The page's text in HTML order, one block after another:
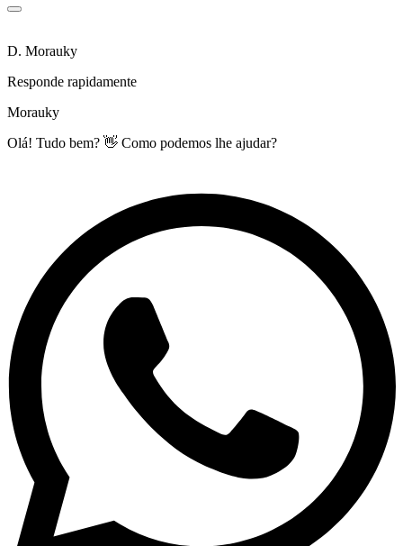
D. Morauky
Responde rapidamente
Morauky
Olá! Tudo bem? 👋 Como podemos lhe ajudar?